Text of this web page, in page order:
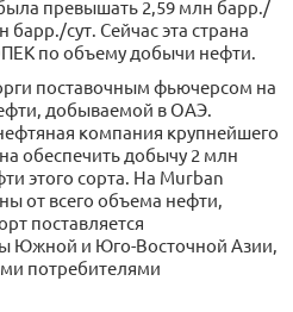
превышать 2,59 млн барр./
барр./сут. Сейчас эта страна
по объему добычи нефти.
поставочным фьючерсом на
добываемой в ОАЭ.
компания крупнейшего
обеспечить добычу 2 млн
этого сорта. На Murban
от всего объема нефти,
поставляется
Южной и Юго-Восточной Азии,
потребителями